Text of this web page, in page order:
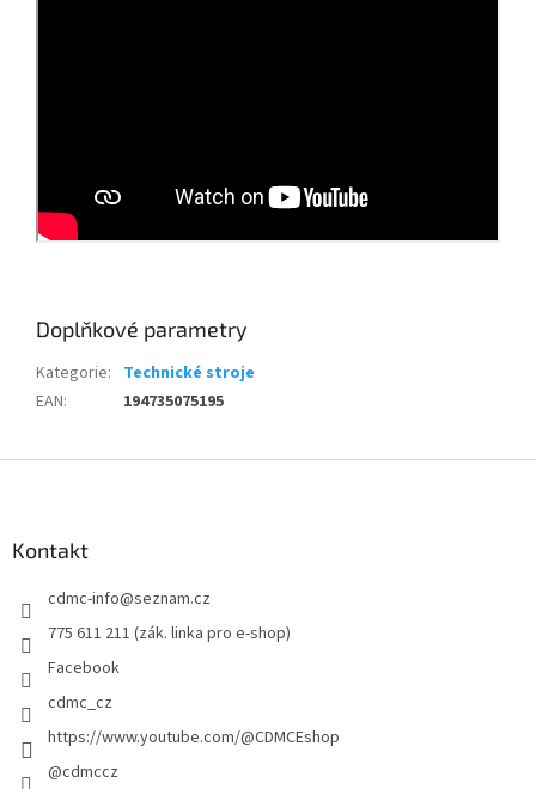
Doplňkové parametry
Kategorie: Technické stroje
EAN: 194735075195
Kontakt
cdmc-info@seznam.cz
775 611 211 (zák. linka pro e-shop)
Facebook
cdmc_cz
https://www.youtube.com/@CDMCEshop
@cdmccz